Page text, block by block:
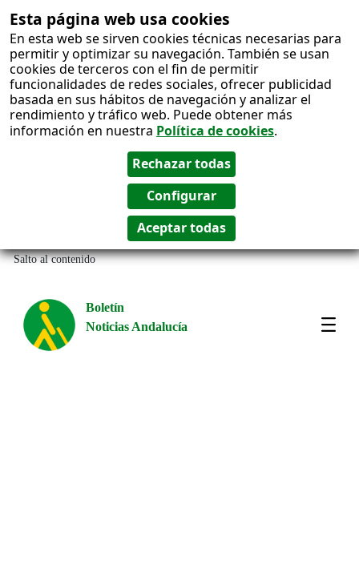
Esta página web usa cookies
En esta web se sirven cookies técnicas necesarias para
permitir y optimizar su navegación. También se usan
cookies de terceros con el fin de permitir
funcionalidades de redes sociales, ofrecer publicidad
basada en sus hábitos de navegación y analizar el
rendimiento y tráfico web. Puede obtener más
información en nuestra Política de cookies.
Salto al contenido
Boletín
Noticias Andalucía